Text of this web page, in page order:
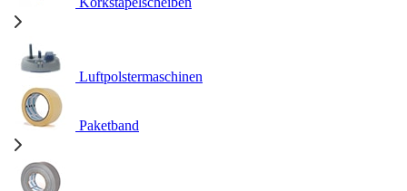
Luftpolstermaschinen
Paketband